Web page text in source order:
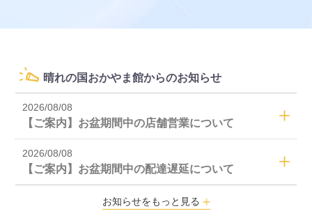
晴れの国おかやま館からのお知らせ
2026/08/08
【ご案内】お盆期間中の店舗営業について
2026/08/08
【ご案内】お盆期間中の配達遅延について
お知らせをもっと見る